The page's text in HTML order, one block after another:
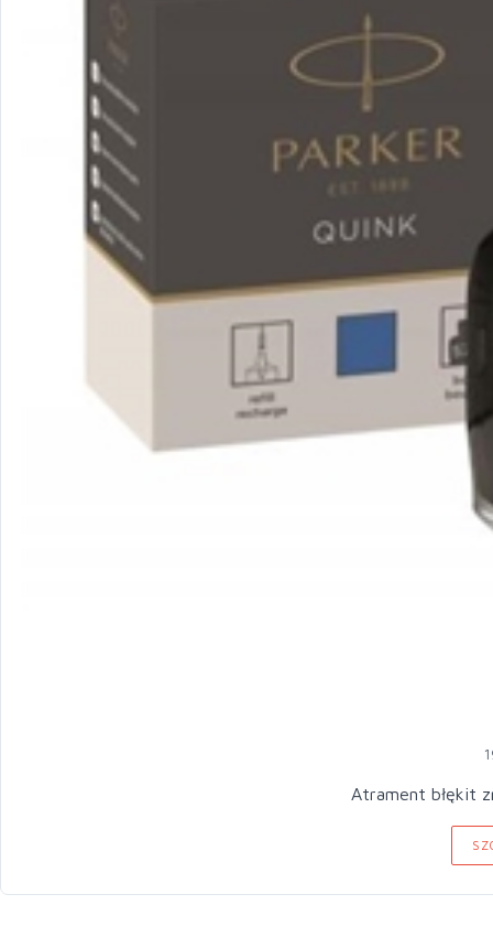
Atrament błękit